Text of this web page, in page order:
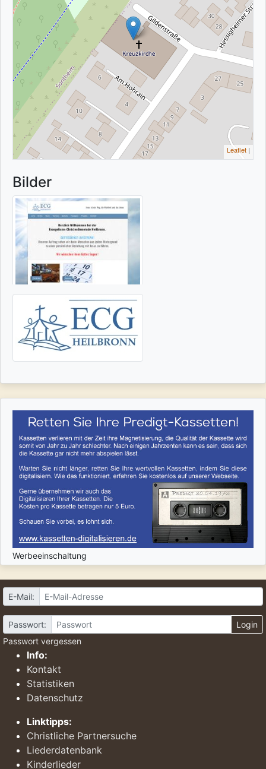
Leaflet |
Bilder
Werbeeinschaltung
E-Mail:
Passwort:
Login
Passwort vergessen
Info:
Kontakt
Statistiken
Datenschutz
Linktipps:
Christliche Partnersuche
Liederdatenbank
Kinderlieder